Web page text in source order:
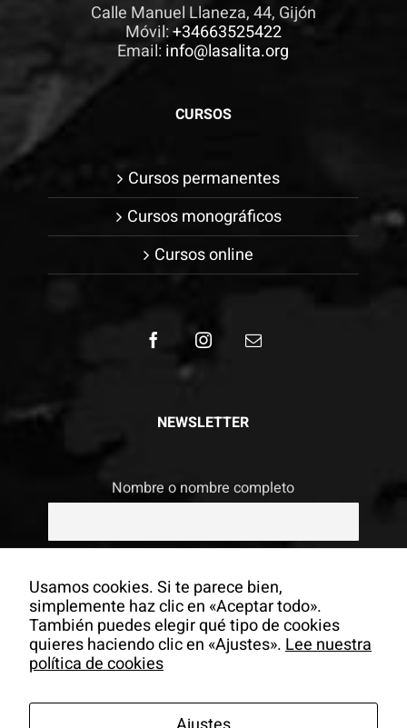
Calle Manuel Llaneza, 44, Gijón
Móvil:+34663525422
Email:info@lasalita.org
CURSOS
Cursos permanentes
Cursos monográficos
Cursos online
NEWSLETTER
Nombre o nombre completo
Si continúas, aceptas la política de
privacidad
Usamos cookies. Si te parece bien,
simplemente haz clic en «Aceptar todo».
También puedes elegir qué tipo de cookies
quieres haciendo clic en «Ajustes».Lee nuestra
política de cookies